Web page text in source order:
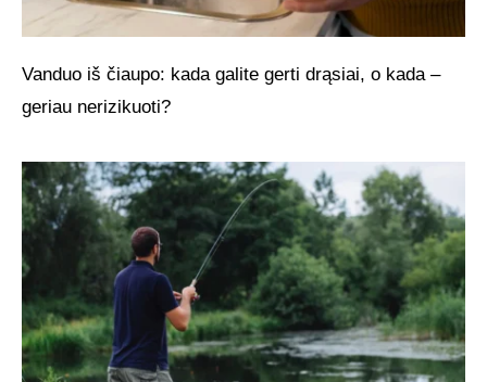
Vanduo iš čiaupo: kada galite gerti drąsiai, o kada –
geriau nerizikuoti?